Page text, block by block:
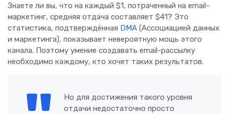
Знаете ли вы, что на каждый $1, потраченный на email-
маркетинг, средняя отдача составляет $41? Это
статистика, подтверждённая DMA (Ассоциацией данных
и маркетинга), показывает невероятную мощь этого
канала. Поэтому умение создавать email-рассылку
необходимо каждому, кто хочет таких результатов.
Но для достижения такого уровня
отдачи недостаточно просто